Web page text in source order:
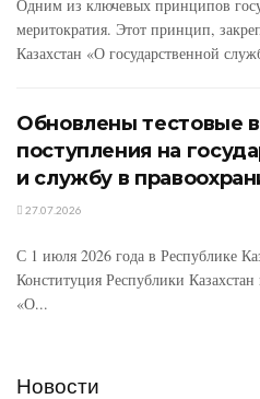
Одним из ключевых принципов
меритократия. Этот принцип,
Казахстан «О государственной
Обновлены тестовые
поступления на
и службу в
27.07.2026
С 1 июля 2026 года в Республике
Конституция Республики
«О...
Новости